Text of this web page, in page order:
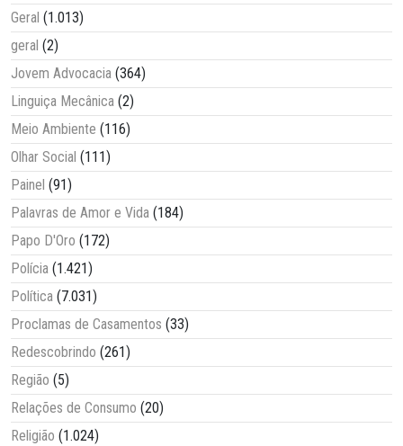
Geral (1.013)
geral (2)
Jovem Advocacia (364)
Linguiça Mecânica (2)
Meio Ambiente (116)
Olhar Social (111)
Painel (91)
Palavras de Amor e Vida (184)
Papo D'Oro (172)
Polícia (1.421)
Política (7.031)
Proclamas de Casamentos (33)
Redescobrindo (261)
Região (5)
Relações de Consumo (20)
Religião (1.024)